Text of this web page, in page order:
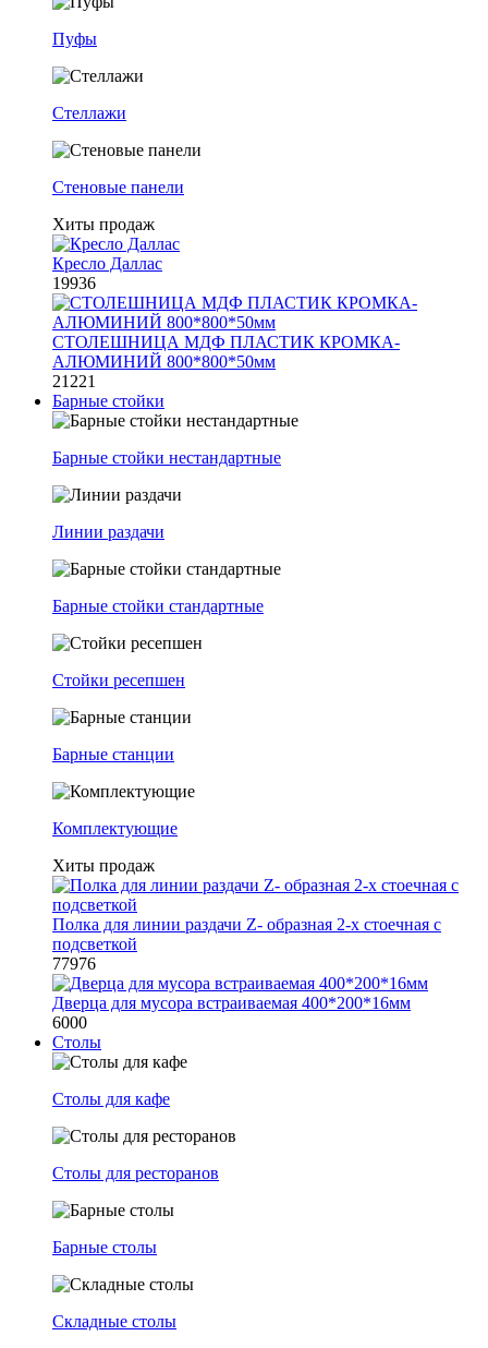
Пуфы
Стеллажи
Стеновые панели
Хиты продаж
Кресло Даллас
19936
СТОЛЕШНИЦА МДФ ПЛАСТИК КРОМКА-
АЛЮМИНИЙ 800*800*50мм
21221
Барные стойки
Барные стойки нестандартные
Линии раздачи
Барные стойки стандартные
Стойки ресепшен
Барные станции
Комплектующие
Хиты продаж
Полка для линии раздачи Z- образная 2-х стоечная с
подсветкой
77976
Дверца для мусора встраиваемая 400*200*16мм
6000
Столы
Столы для кафе
Столы для ресторанов
Барные столы
Складные столы